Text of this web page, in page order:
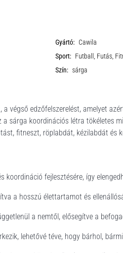
Gyártó: Cawila
Sport: Futball, Futás,
Szín: sárga
a végső edzőfelszerelést, amelyet
sárga koordinációs létra tökéletes
fitneszt, röplabdát, kézilabdát és
koordináció fejlesztésére, így
a hosszú élettartamot és
a nemtől, elősegítve a
lehetővé téve, hogy bárhol,